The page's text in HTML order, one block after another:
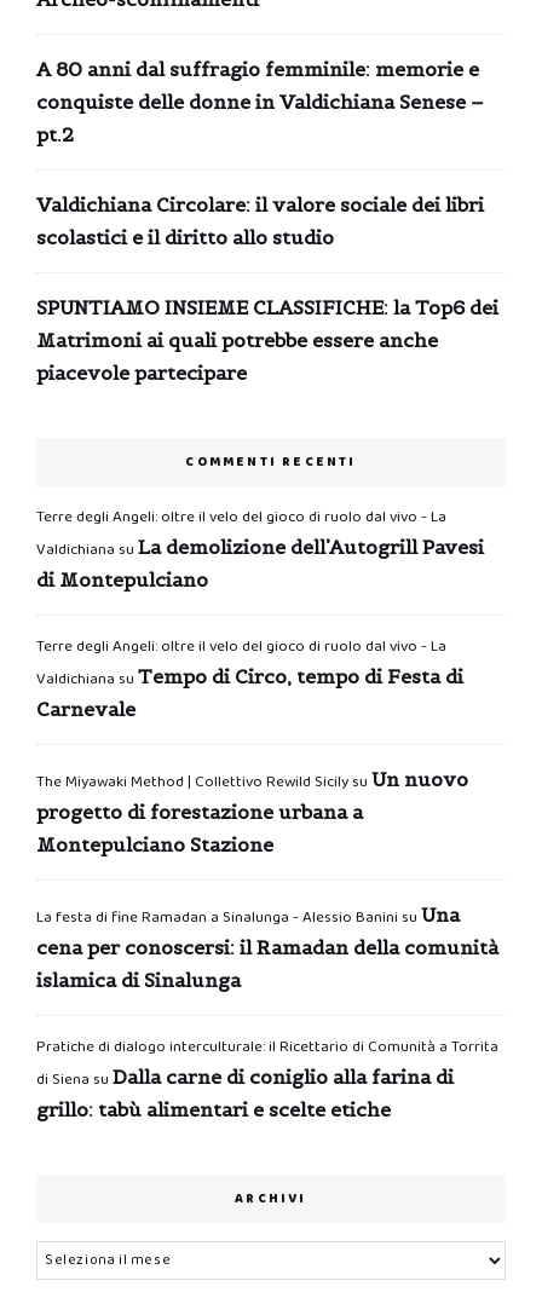
A 80 anni dal suffragio femminile: memorie e
conquiste delle donne in Valdichiana Senese –
pt.2
Valdichiana Circolare: il valore sociale dei libri
scolastici e il diritto allo studio
SPUNTIAMO INSIEME CLASSIFICHE: la Top6 dei
Matrimoni ai quali potrebbe essere anche
piacevole partecipare
COMMENTI RECENTI
Terre degli Angeli: oltre il velo del gioco di ruolo dal vivo - La
Valdichiana su La demolizione dell’Autogrill Pavesi
di Montepulciano
Terre degli Angeli: oltre il velo del gioco di ruolo dal vivo - La
Valdichiana su Tempo di Circo, tempo di Festa di
Carnevale
The Miyawaki Method | Collettivo Rewild Sicilysu Un nuovo
progetto di forestazione urbana a
Montepulciano Stazione
La festa di fine Ramadan a Sinalunga - Alessio Banini su Una
cena per conoscersi: il Ramadan della comunità
islamica di Sinalunga
Pratiche di dialogo interculturale: il Ricettario di Comunità a Torrita
di Siena su Dalla carne di coniglio alla farina di
grillo: tabù alimentari e scelte etiche
ARCHIVI
Archivi